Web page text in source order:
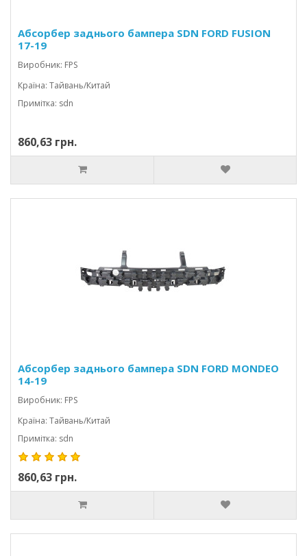
Абсорбер заднього бампера SDN FORD FUSION
17-19
Виробник: FPS
Країна: Тайвань/Китай
Примітка: sdn
860,63 грн.
Абсорбер заднього бампера SDN FORD MONDEO
14-19
Виробник: FPS
Країна: Тайвань/Китай
Примітка: sdn
860,63 грн.